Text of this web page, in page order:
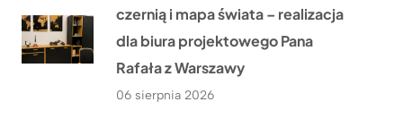
czernią i mapa świata – realizacja
dla biura projektowego Pana
Rafała z Warszawy
06 sierpnia 2026